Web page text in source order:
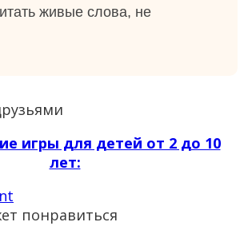
живые слова, не
игры для детей от 2 до 10
лет:
понравиться